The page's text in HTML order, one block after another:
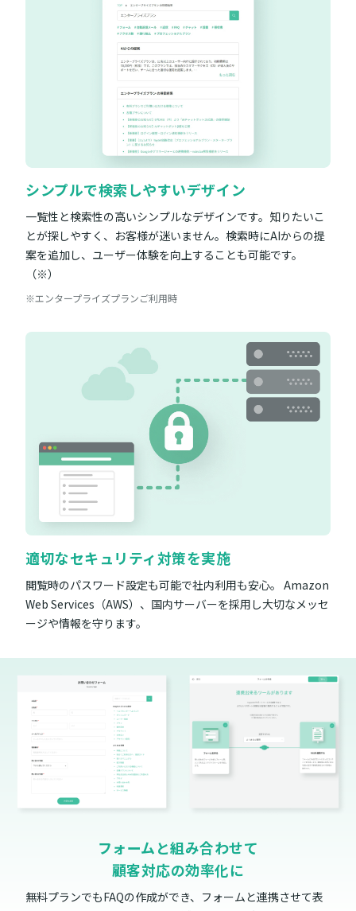
シンプルで検索しやすいデザイン
一覧性と検索性の高いシンプルなデザインです。知りたいこ
とが探しやすく、お客様が迷いません。検索時にAIからの提
案を追加し、ユーザー体験を向上することも可能です。
（※）
※エンタープライズプランご利用時
適切なセキュリティ対策を実施
閲覧時のパスワード設定も可能で社内利用も安心。 Amazon
Web Services（AWS）、国内サーバーを採用し大切なメッセ
ージや情報を守ります。
フォームと組み合わせて
顧客対応の効率化に
無料プランでもFAQの作成ができ、フォームと連携させて表